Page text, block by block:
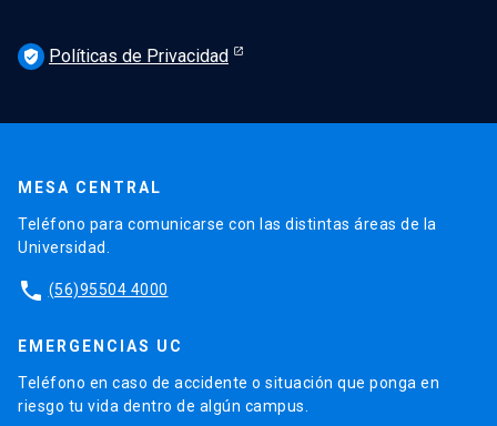
y
mientras
sean
por
Ley.*
verified_user Políticas de Privacidad
MESA CENTRAL
Teléfono para comunicarse con las distintas áreas de la
Universidad.
phone (56)95504 4000
EMERGENCIAS UC
Teléfono en caso de accidente o situación que ponga en
riesgo tu vida dentro de algún campus.